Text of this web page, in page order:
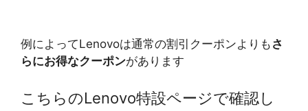
例によってLenovoは通常の割引クーポンよりも さ
らにお得なクーポンがあります
こちらのLenovo特設ページで確認し